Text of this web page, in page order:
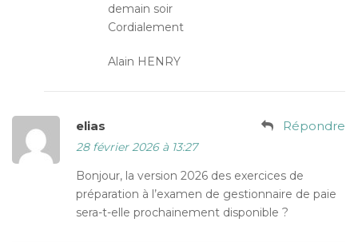
demain soir
Cordialement
Alain HENRY
elias
28 février 2026 à 13:27
Répondre
Bonjour, la version 2026 des exercices de
préparation à l’examen de gestionnaire de paie
sera-t-elle prochainement disponible ?